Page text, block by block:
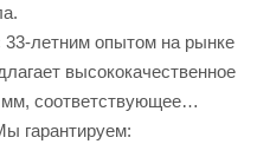
летним опытом на рынке
высококачественное
соответствующее
гарантируем: